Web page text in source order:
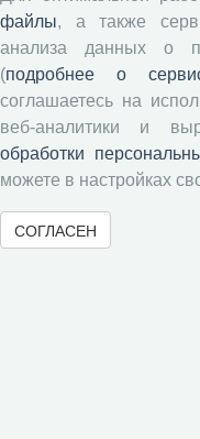
Рецензентам
Памятка рецензенту
Положение о
Форма рецензии
Журналы ВолНЦ
файлы, а также
анализа данных о
(подробнее о
соглашаетесь на
веб-аналитики и
обработки
можете в настройках
СОГЛАСЕН